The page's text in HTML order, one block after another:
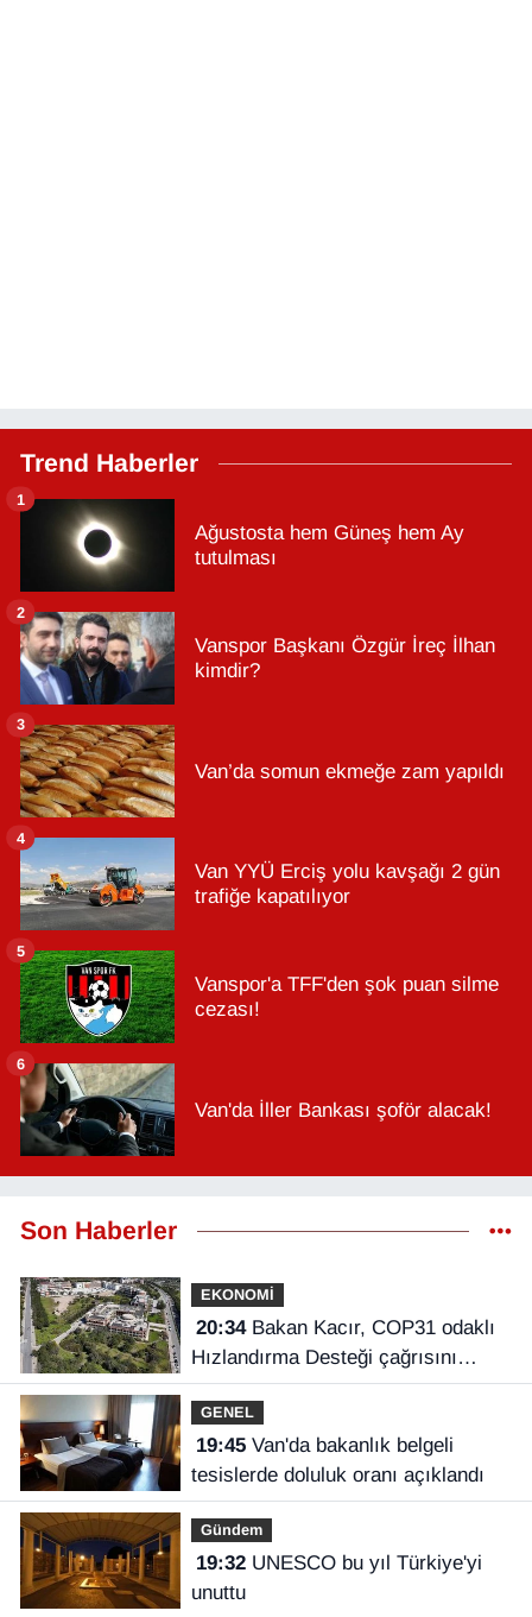
Trend Haberler
Ağustosta hem Güneş hem Ay
tutulması
1
Vanspor Başkanı Özgür İreç İlhan
kimdir?
2
Van’da somun ekmeğe zam yapıldı
3
Van YYÜ Erciş yolu kavşağı 2 gün
trafiğe kapatılıyor
4
Vanspor'a TFF'den şok puan silme
cezası!
5
Van'da İller Bankası şoför alacak!
6
Son Haberler
EKONOMİ
20:34Bakan Kacır, COP31 odaklı
Hızlandırma Desteği çağrısını
açıkladı
GENEL
19:45Van'da bakanlık belgeli
tesislerde doluluk oranı açıklandı
Gündem
19:32UNESCO bu yıl Türkiye'yi
unuttu